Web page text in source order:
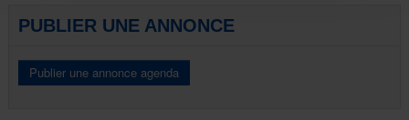
Séminaire
Symposium
Table ronde
PUBLIER UNE ANNONCE